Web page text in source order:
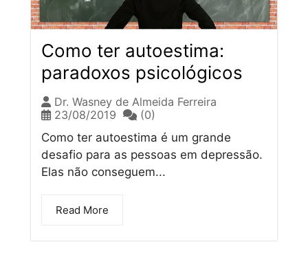
Como ter autoestima:
paradoxos psicológicos
Dr. Wasney de Almeida Ferreira
23/08/2019
(0)
Como ter autoestima é um grande
desafio para as pessoas em depressão.
Elas não conseguem...
Read More